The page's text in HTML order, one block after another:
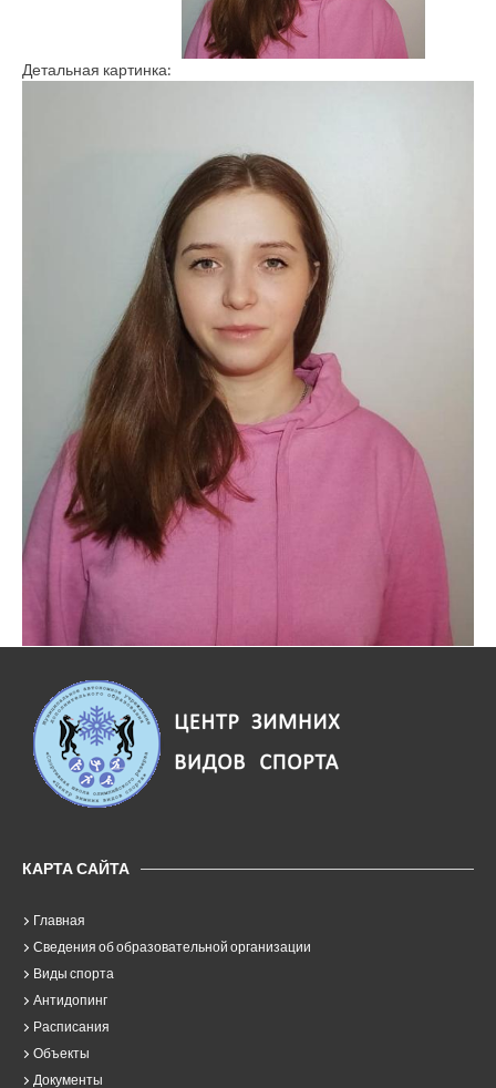
Детальная картинка:
КАРТА САЙТА
Главная
Сведения об образовательной организации
Виды спорта
Антидопинг
Расписания
Объекты
Документы